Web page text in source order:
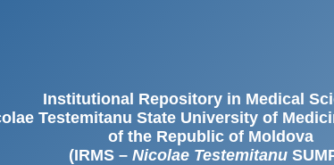
Institutional Repository in Medical
Testemitanu State University of
of the Republic of Moldova
(IRMS – Nicolae Testemitanu